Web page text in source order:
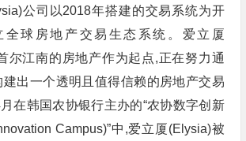
公司以2018年搭建的交易系统为开
全球房地产交易生态系统。爱立厦
尔江南的房地产作为起点,正在努力通
出一个透明且值得信赖的房地产交易
在韩国农协银行主办的“农协数字创新
Campus)”中,爱立厦(Elysia)被